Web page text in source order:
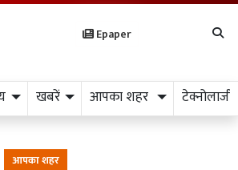
Epaper
खबरें आपका शहर टेक्नोलाजी
आपका शहर